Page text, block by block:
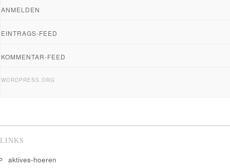
ANMELDEN
EINTRAGS-FEED
KOMMENTAR-FEED
WORDPRESS.ORG
LINKS
aktives-hoeren